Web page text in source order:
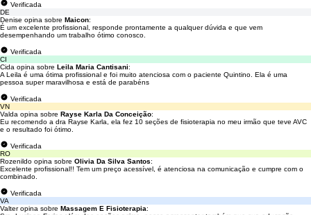
Verificada
DE
Denise opina sobre Maicon:
É um excelente profissional, responde prontamente a qualquer dúvida e que vem
desempenhando um trabalho ótimo conosco.
Verificada
CI
Cida opina sobre Leila Maria Cantisani:
A Leila é uma ótima profissional e foi muito atenciosa com o paciente Quintino. Ela é uma
pessoa super maravilhosa e está de parabéns
Verificada
VN
Valda opina sobre Rayse Karla Da Conceição:
Eu recomendo a dra Rayse Karla, ela fez 10 seções de fisioterapia no meu irmão que teve AVC
e o resultado foi ótimo.
Verificada
RO
Rozenildo opina sobre Olivia Da Silva Santos:
Excelente profissional!! Tem um preço acessível, é atenciosa na comunicação e cumpre com o
combinado.
Verificada
VA
Valter opina sobre Massagem E Fisioterapia: